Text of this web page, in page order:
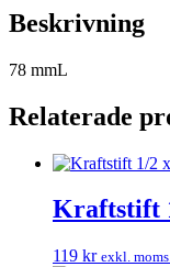
Beskrivning
78 mmL
Relaterade
Kraftstift
119 kr exkl.